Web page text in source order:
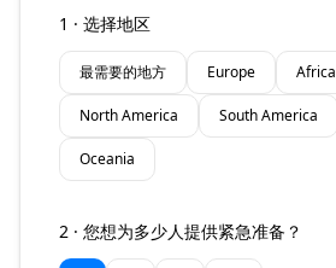
1 · 选择地区
最需要的地方 Europe Africa
North America South America
Oceania
2 · 您想为多少人提供紧急准备？